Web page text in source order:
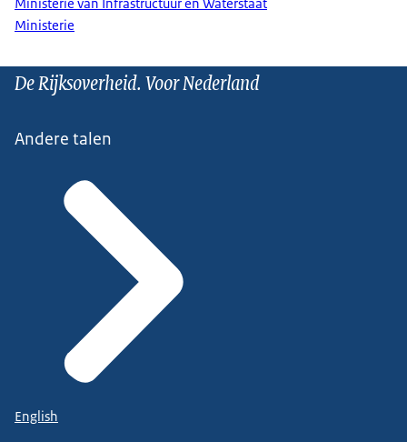
Ministerie
De Rijksoverheid. Voor Nederland
Andere talen
English